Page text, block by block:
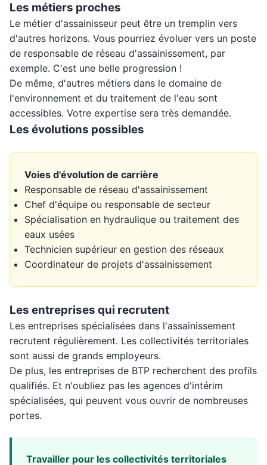
Les métiers proches
Le métier d'assainisseur peut être un tremplin vers
d'autres horizons. Vous pourriez évoluer vers un poste
de responsable de réseau d'assainissement, par
exemple. C'est une belle progression !
De même, d'autres métiers dans le domaine de
l'environnement et du traitement de l'eau sont
accessibles. Votre expertise sera très demandée.
Les évolutions possibles
Voies d'évolution de carrière
Responsable de réseau d'assainissement
Chef d'équipe ou responsable de secteur
Spécialisation en hydraulique ou traitement des
eaux usées
Technicien supérieur en gestion des réseaux
Coordinateur de projets d'assainissement
Les entreprises qui recrutent
Les entreprises spécialisées dans l'assainissement
recrutent régulièrement. Les collectivités territoriales
sont aussi de grands employeurs.
De plus, les entreprises de BTP recherchent des profils
qualifiés. Et n'oubliez pas les agences d'intérim
spécialisées, qui peuvent vous ouvrir de nombreuses
portes.
Travailler pour les collectivités territoriales